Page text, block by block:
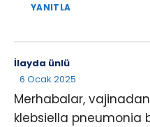
YANITLA
İlayda ünlü
6 Ocak 2025
Merhabalar,
klebsiella pneumonia